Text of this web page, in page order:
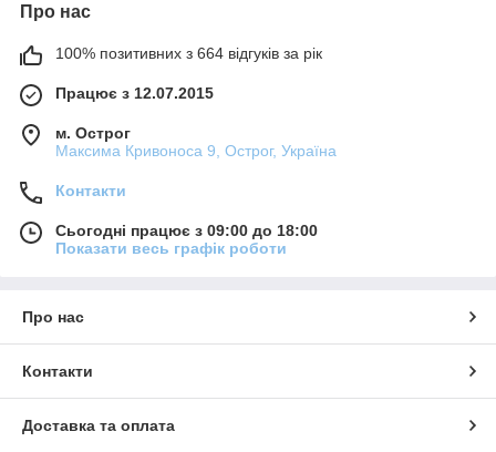
Про нас
100% позитивних з 664 відгуків за рік
Працює з 12.07.2015
м. Острог
Максима Кривоноса 9, Острог, Україна
Контакти
Сьогодні працює з 09:00 до 18:00
Показати весь графік роботи
Про нас
Контакти
Доставка та оплата